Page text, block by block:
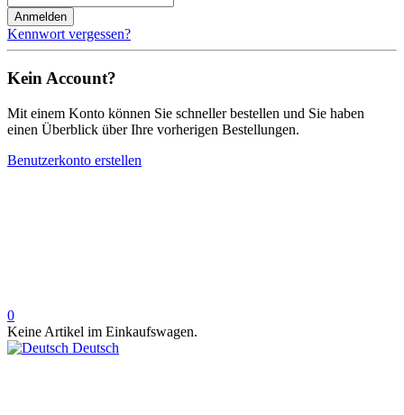
Anmelden
Kennwort vergessen?
Kein Account?
Mit einem Konto können Sie schneller bestellen und Sie haben
einen Überblick über Ihre vorherigen Bestellungen.
Benutzerkonto erstellen
0
Keine Artikel im Einkaufswagen.
Deutsch